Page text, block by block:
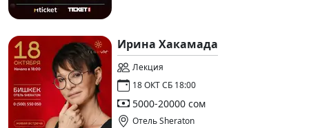
Ирина Хакамада
Лекция
18 ОКТ СБ 18:00
5000-20000 сом
Отель Sheraton